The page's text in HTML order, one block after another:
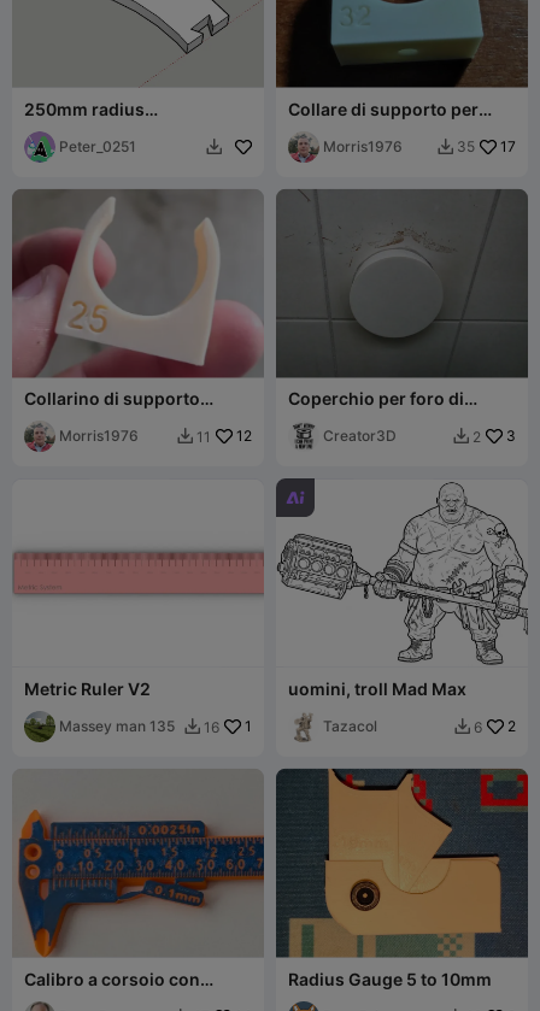
250mm radius
woodwkoring
Peter_0251 
Collare di supporto per
Morris1976  35 17
Collarino di supporto
Morris1976  11 12
Coperchio per foro di
Creator3D  2 3
Metric Ruler V2
Massey man 135  16 1

uomini, troll Mad Max
Tazacol  6 2
Calibro a corsoio con
morsetto - Versione lunga
Radius Gauge 5 to 10mm